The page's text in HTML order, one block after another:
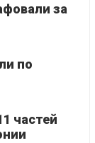
за
по
частей